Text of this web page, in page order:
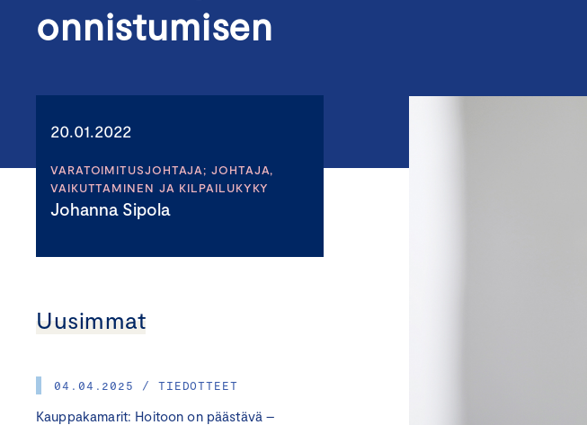
onnistumisen
20.01.2022
VARATOIMITUSJOHTAJA; JOHTAJA,
VAIKUTTAMINEN JA KILPAILUKYKY
Johanna Sipola
Uusimmat
04.04.2025 / TIEDOTTEET
Kauppakamarit: Hoitoon on päästävä –